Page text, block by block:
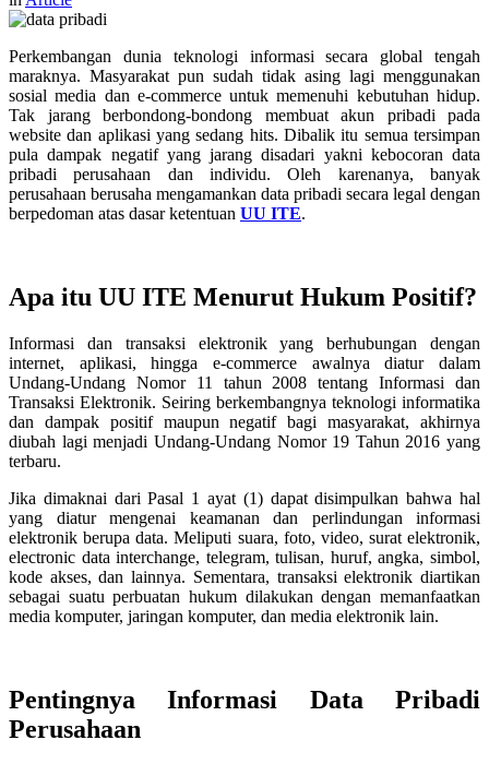
Perkembangan dunia teknologi informasi secara global tengah
maraknya. Masyarakat pun sudah tidak asing lagi menggunakan
sosial media dan e-commerce untuk memenuhi kebutuhan hidup.
Tak jarang berbondong-bondong membuat akun pribadi pada
website dan aplikasi yang sedang hits. Dibalik itu semua tersimpan
pula dampak negatif yang jarang disadari yakni kebocoran data
pribadi perusahaan dan individu. Oleh karenanya, banyak
perusahaan berusaha mengamankan data pribadi secara legal dengan
berpedoman atas dasar ketentuan UU ITE.
Apa itu UU ITE Menurut Hukum Positif?
Informasi dan transaksi elektronik yang berhubungan dengan
internet, aplikasi, hingga e-commerce awalnya diatur dalam
Undang-Undang Nomor 11 tahun 2008 tentang Informasi dan
Transaksi Elektronik. Seiring berkembangnya teknologi informatika
dan dampak positif maupun negatif bagi masyarakat, akhirnya
diubah lagi menjadi Undang-Undang Nomor 19 Tahun 2016 yang
terbaru.
Jika dimaknai dari Pasal 1 ayat (1) dapat disimpulkan bahwa hal
yang diatur mengenai keamanan dan perlindungan informasi
elektronik berupa data. Meliputi suara, foto, video, surat elektronik,
electronic data interchange, telegram, tulisan, huruf, angka, simbol,
kode akses, dan lainnya. Sementara, transaksi elektronik diartikan
sebagai suatu perbuatan hukum dilakukan dengan memanfaatkan
media komputer, jaringan komputer, dan media elektronik lain.
Pentingnya Informasi Data Pribadi
Perusahaan